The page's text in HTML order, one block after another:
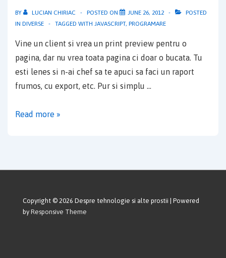
BY LUCIAN CHIRIAC POSTED ON JUNE 26, 2012
POSTED
IN DIVERSE TAGGED WITH JAVASCRIPT, PROGRAMARE
Vine un client si vrea un print preview pentru o
pagina, dar nu vrea toata pagina ci doar o bucata. Tu
esti lenes si n-ai chef sa te apuci sa faci un raport
frumos, cu export, etc. Pur si simplu …
window.print()
Read more »
Copyright © 2026 Despre tehnologie si alte prostii
| Powered
by Responsive Theme